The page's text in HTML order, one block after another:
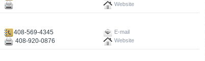
Website
408-569-4345 E-mail
408-920-0876 Website